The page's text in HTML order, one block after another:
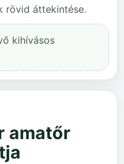
rövid áttekintése.
kihívásos
amatőr